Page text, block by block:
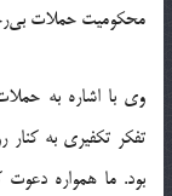
محکومیت حملات
وی با اشاره به
تفکر تکفیری به کنار
بود. ما همواره